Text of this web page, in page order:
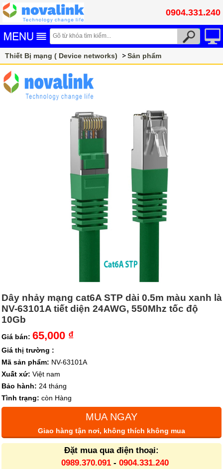
0904.331.240
Thiết Bị mạng ( Device networks)
Sản phẩm
Dây nhảy mạng cat6A Novalink
Dây nhảy mạng cat6A STP dài 0.5m màu xanh là
NV-63101A tiết diện 24AWG, 550Mhz tốc độ
10Gb
Giá bán: 65,000 ₫
Giá thị trường :
Mã sản phẩm: NV-63101A
Xuất xứ: Việt nam
Bảo hành: 24 tháng
Tình trạng: còn Hàng
MUA NGAY
Giao hàng tận nơi, không thích không mua
Đặt mua qua điện thoại:
0989.370.091- 0904.331.240